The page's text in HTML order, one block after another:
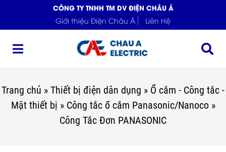
CÔNG TY TNHH TM DV ĐIỆN CHÂU Á
Giới thiệu Điện Châu Á
Liên Hệ
Trang chủ » Thiết bị điện dân dụng » Ổ cắm - Công tắc -
Mặt thiết bị » Công tắc ổ cắm Panasonic/Nanoco»
Công Tắc Đơn PANASONIC